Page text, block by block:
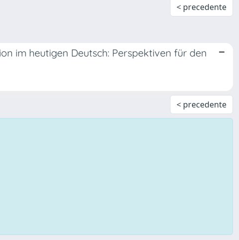
< precedente
im heutigen Deutsch: Perspektiven für den
< precedente